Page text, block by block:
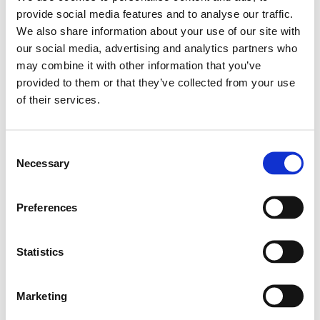
provide social media features and to analyse our traffic.
We also share information about your use of our site with
our social media, advertising and analytics partners who
may combine it with other information that you’ve
provided to them or that they’ve collected from your use
of their services.
Selection
Necessary
Preferences
Statistics
Marketing
Sostienici
Sostieni le primarie delle idee
Tesserati subito
Accedi
L'operazione è avvenuta con successo!